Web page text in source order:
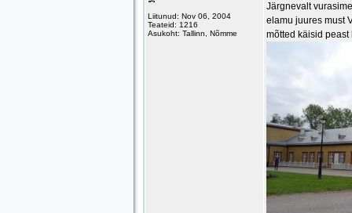
Liitunud: Nov 06, 2004
Teateid: 1216
Asukoht: Tallinn, Nõmme
Järgnevalt
elamu juures must
mõtted käisid